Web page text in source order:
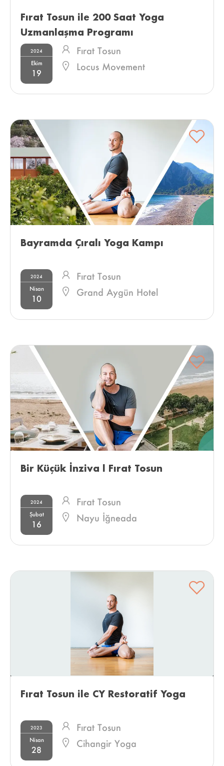
Fırat Tosun ile 200 Saat Yoga
Uzmanlaşma Programı
2024
Ekim
19
Fırat Tosun
Locus Movement
Bayramda Çıralı Yoga Kampı
2024
Nisan
10
Fırat Tosun
Grand Aygün Hotel
Bir Küçük İnziva l Fırat Tosun
2024
Şubat
16
Fırat Tosun
Nayu İğneada
Fırat Tosun ile CY Restoratif Yoga
2023
Nisan
28
Fırat Tosun
Cihangir Yoga